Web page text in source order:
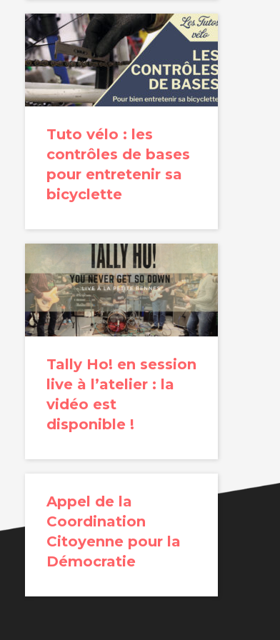
Tuto vélo : les
contrôles de bases
pour entretenir sa
bicyclette
Tally Ho! en session
live à l’atelier : la
vidéo est
disponible !
Appel de la
Coordination
Citoyenne pour la
Démocratie